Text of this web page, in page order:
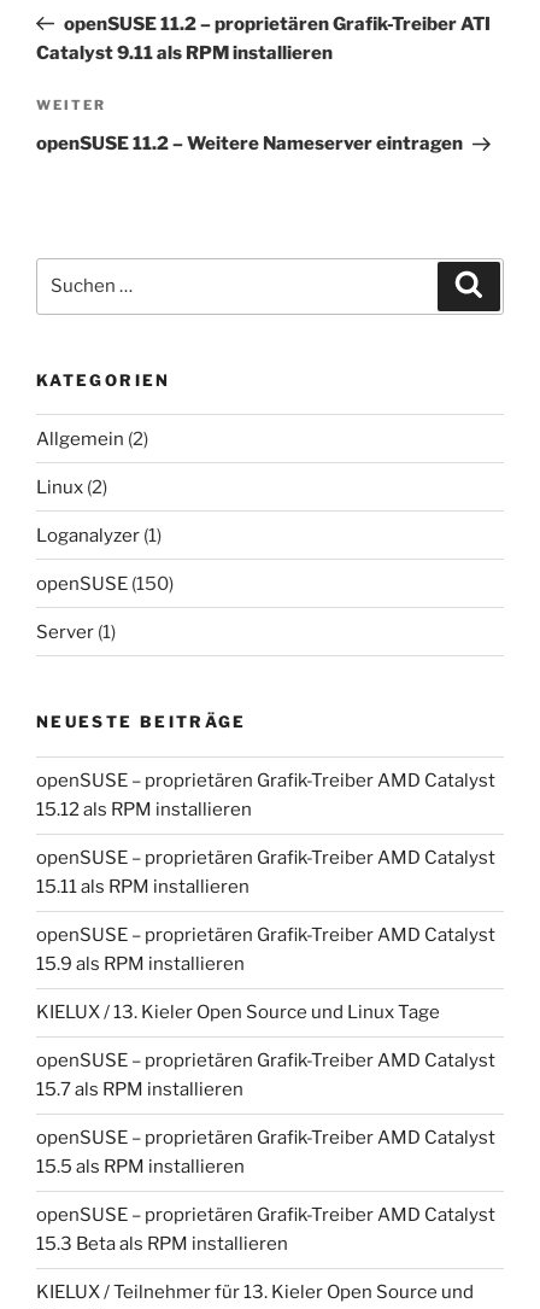
Beitrag
openSUSE 11.2 – proprietären Grafik-Treiber ATI
Catalyst 9.11 als RPM installieren
Nächster
Beitrag
WEITER
openSUSE 11.2 – Weitere Nameserver eintragen
nach:
KATEGORIEN
Allgemein (2)
Linux (2)
Loganalyzer (1)
openSUSE (150)
Server (1)
NEUESTE BEITRÄGE
openSUSE – proprietären Grafik-Treiber AMD Catalyst
15.12 als RPM installieren
openSUSE – proprietären Grafik-Treiber AMD Catalyst
15.11 als RPM installieren
openSUSE – proprietären Grafik-Treiber AMD Catalyst
15.9 als RPM installieren
KIELUX / 13. Kieler Open Source und Linux Tage
openSUSE – proprietären Grafik-Treiber AMD Catalyst
15.7 als RPM installieren
openSUSE – proprietären Grafik-Treiber AMD Catalyst
15.5 als RPM installieren
openSUSE – proprietären Grafik-Treiber AMD Catalyst
15.3 Beta als RPM installieren
KIELUX / Teilnehmer für 13. Kieler Open Source und